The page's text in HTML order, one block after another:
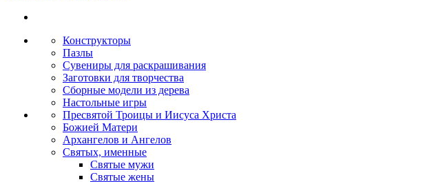
Конструкторы
Пазлы
Сувениры для раскрашивания
Заготовки для творчества
Сборные модели из дерева
Настольные игры
Пресвятой Троицы и Иисуса Христа
Божией Матери
Архангелов и Ангелов
Святых, именные
Святые мужи
Святые жены